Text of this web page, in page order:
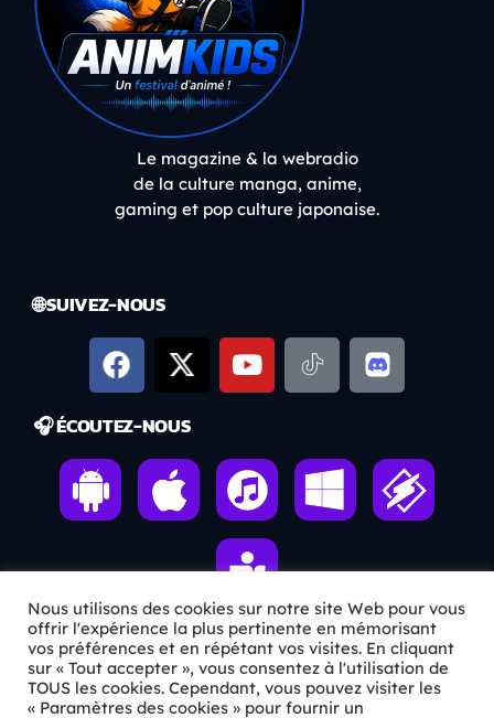
Le magazine & la webradio
de la culture manga, anime,
gaming et pop culture japonaise.
🌐 SUIVEZ-NOUS
🎧 ÉCOUTEZ-NOUS
ℹ️ INFOS PRATIQUES
Nous utilisons des cookies sur notre site Web pour vous
offrir l'expérience la plus pertinente en mémorisant
vos préférences et en répétant vos visites. En cliquant
sur « Tout accepter », vous consentez à l'utilisation de
TOUS les cookies. Cependant, vous pouvez visiter les
« Paramètres des cookies » pour fournir un